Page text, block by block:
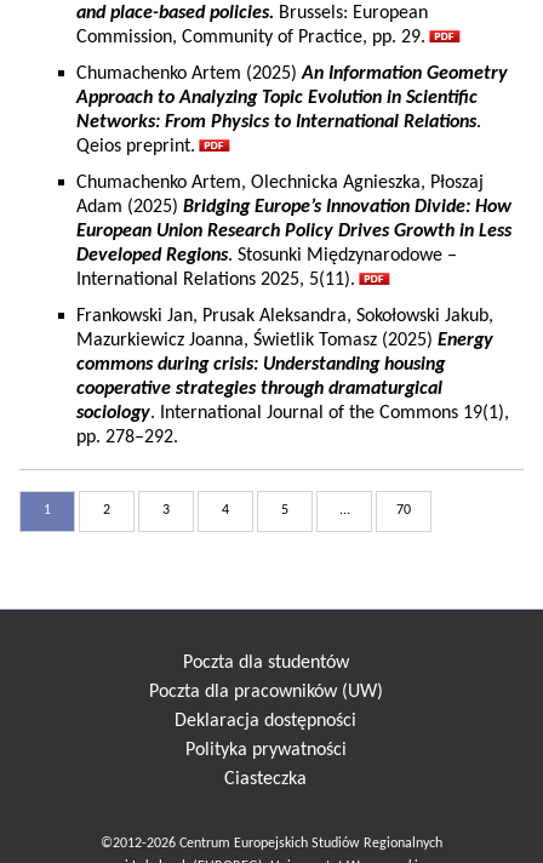
and place-based policies. Brussels: European
Commission, Community of Practice, pp. 29.
Chumachenko Artem (2025)An Information Geometry
Approach to Analyzing Topic Evolution in Scientific
Networks: From Physics to International Relations.
Qeios preprint.
Chumachenko Artem, Olechnicka Agnieszka, Płoszaj
Adam (2025) Bridging Europe’s Innovation Divide: How
European Union Research Policy Drives Growth in Less
Developed Regions. Stosunki Międzynarodowe –
International Relations 2025, 5(11).
Frankowski Jan, Prusak Aleksandra, Sokołowski Jakub,
Mazurkiewicz Joanna, Świetlik Tomasz (2025) Energy
commons during crisis: Understanding housing
cooperative strategies through dramaturgical
sociology. International Journal of the Commons 19(1),
pp. 278–292.
1 2 3 4 5 ... 70
Poczta dla studentów
Poczta dla pracowników (UW)
Deklaracja dostępności
Polityka prywatności
Ciasteczka
©2012-2026 Centrum Europejskich Studiów Regionalnych